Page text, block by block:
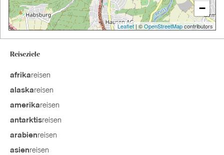
−
Leaflet| ©OpenStreetMapcontributors
Reiseziele
afrikareisen
alaskareisen
amerikareisen
antarktisreisen
arabienreisen
asienreisen